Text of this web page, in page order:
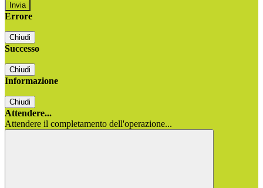
Errore
Chiudi
Successo
Chiudi
Informazione
Chiudi
Attendere...
Attendere il completamento dell'operazione...